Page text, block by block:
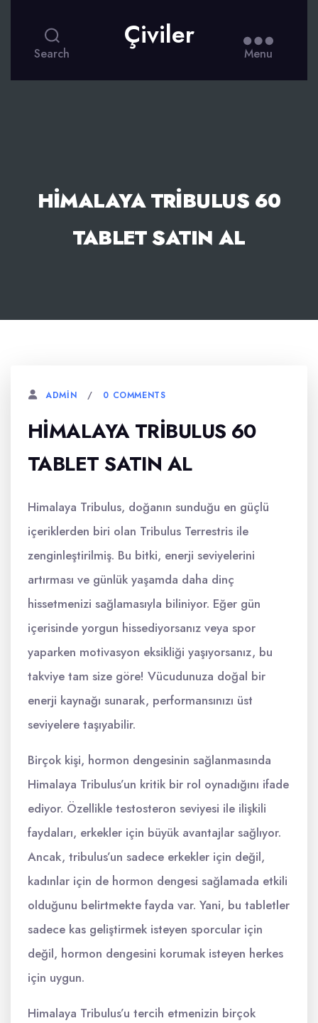
Search
Çiviler
Menu
HIMALAYA TRIBULUS 60
TABLET SATIN AL
ADMIN 0 COMMENTS
HIMALAYA TRIBULUS 60
TABLET SATIN AL
Himalaya Tribulus, doğanın sunduğu en güçlü
içeriklerden biri olan Tribulus Terrestris ile
zenginleştirilmiş. Bu bitki, enerji seviyelerini
artırması ve günlük yaşamda daha dinç
hissetmenizi sağlamasıyla biliniyor. Eğer gün
içerisinde yorgun hissediyorsanız veya spor
yaparken motivasyon eksikliği yaşıyorsanız, bu
takviye tam size göre! Vücudunuza doğal bir
enerji kaynağı sunarak, performansınızı üst
seviyelere taşıyabilir.
Birçok kişi, hormon dengesinin sağlanmasında
Himalaya Tribulus’un kritik bir rol oynadığını ifade
ediyor. Özellikle testosteron seviyesi ile ilişkili
faydaları, erkekler için büyük avantajlar sağlıyor.
Ancak, tribulus’un sadece erkekler için değil,
kadınlar için de hormon dengesi sağlamada etkili
olduğunu belirtmekte fayda var. Yani, bu tabletler
sadece kas geliştirmek isteyen sporcular için
değil, hormon dengesini korumak isteyen herkes
için uygun.
Himalaya Tribulus’u tercih etmenizin birçok